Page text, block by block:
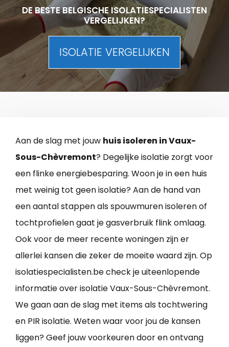
DE BESTE BELGISCHE ISOLATIESPECIALISTEN
VERGELIJKEN?
ISOLATIE VERGELIJKEN
Aan de slag met jouw huis isoleren in Vaux-
Sous-Chèvremont? Degelijke isolatie zorgt voor
een flinke energiebesparing. Woon je in een huis
met weinig tot geen isolatie? Aan de hand van
een aantal stappen als spouwmuren isoleren of
tochtprofielen gaat je gasverbruik flink omlaag.
Ook voor de meer recente woningen zijn er
allerlei kansen die zeker de moeite waard zijn. Op
isolatiespecialisten.be check je uiteenlopende
informatie over isolatie Vaux-Sous-Chèvremont.
We gaan aan de slag met items als tochtwering
en PIR isolatie. Weten waar voor jou de kansen
liggen? Geef jouw voorkeuren door en ontvang